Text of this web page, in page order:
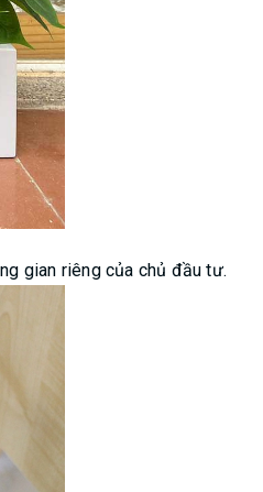
gian riêng của chủ đầu tư.